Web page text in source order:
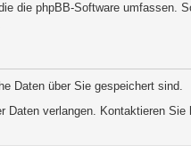
die phpBB-Software umfassen.
Daten über Sie gespeichert sind.
verlangen. Kontaktieren Sie